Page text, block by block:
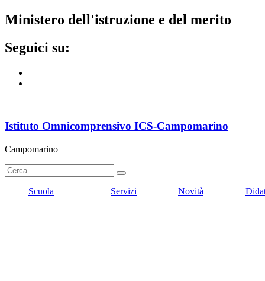
ministero dell'istruzione e del merito
seguici su:
Istituto Omnicomprensivo ICS-Campomarino
Campomarino
Scuola Servizi Novità